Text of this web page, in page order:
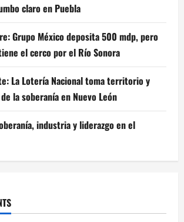
claro en Puebla
Grupo México deposita 500 mdp, pero
el cerco por el Río Sonora
La Lotería Nacional toma territorio y
la soberanía en Nuevo León
industria y liderazgo en el